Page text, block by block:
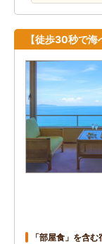
【徒歩30秒で
「部屋食」を含